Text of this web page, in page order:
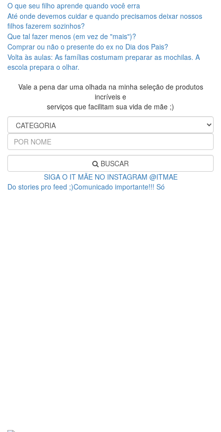
O que seu filho aprende quando você erra
Até onde devemos cuidar e quando precisamos deixar nossos
filhos fazerem sozinhos?
Que tal fazer menos (em vez de "mais")?
Comprar ou não o presente do ex no Dia dos Pais?
Volta às aulas: As famílias costumam preparar as mochilas. A
escola prepara o olhar.
Vale a pena dar uma olhada na minha seleção de produtos
incríveis e
serviços que facilitam sua vida de mãe ;)
BUSCAR
SIGA O IT MÃE NO INSTAGRAM @ITMAE
Do stories pro feed ;)Comunicado importante!!! Só